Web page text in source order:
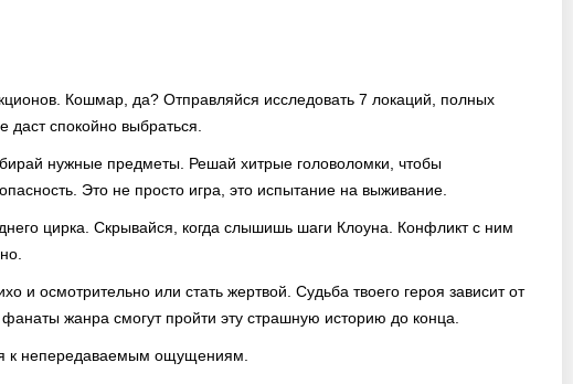
Кошмар, да? Отправляйся исследовать 7 локаций, полных
даст спокойно выбраться.
нужные предметы. Решай хитрые головоломки, чтобы
Это не просто игра, это испытание на выживание.
цирка. Скрывайся, когда слышишь шаги Клоуна. Конфликт с ним
и осмотрительно или стать жертвой. Судьба твоего героя зависит от
жанра смогут пройти эту страшную историю до конца.
к непередаваемым ощущениям.